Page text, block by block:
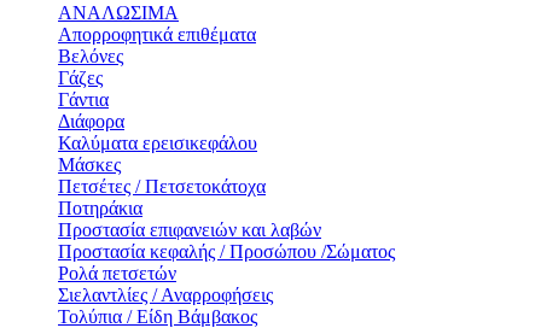
ΑΝΑΛΩΣΙΜΑ
Απορροφητικά επιθέματα
Βελόνες
Γάζες
Γάντια
Διάφορα
Καλύματα ερεισικεφάλου
Μάσκες
Πετσέτες / Πετσετοκάτοχα
Ποτηράκια
Προστασία επιφανειών και λαβών
Προστασία κεφαλής / Προσώπου /Σώματος
Ρολά πετσετών
Σιελαντλίες / Αναρροφήσεις
Τολύπια / Είδη Βάμβακος